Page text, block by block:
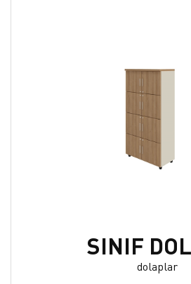
SINIF
dolaplar